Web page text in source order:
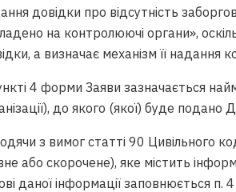
довідки про відсутність
на контролюючі органи»,
а визначає механізм її
4 форми Заяви зазначається
до якого (якої) буде подано
з вимог статті 90 Цивільного
або скорочене), яке містить
даної інформації заповнюється